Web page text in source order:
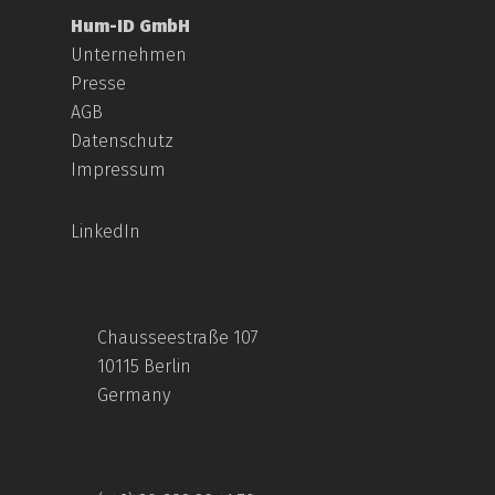
Hum-ID GmbH
Unternehmen
Presse
AGB
Datenschutz
Impressum
LinkedIn
Chausseestraße 107
10115 Berlin
Germany